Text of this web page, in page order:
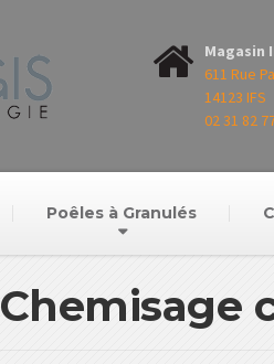
Magasin
611 Rue
14123 IFS
02 31 82
Poêles à Granulés
Chemisage